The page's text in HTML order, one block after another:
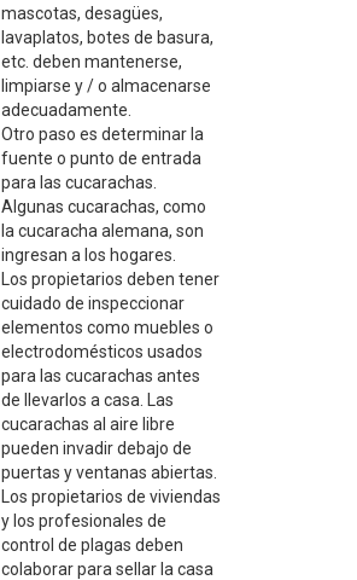
mascotas, desagües,
lavaplatos, botes de basura,
etc. deben mantenerse,
limpiarse y / o almacenarse
adecuadamente.
Otro paso es determinar la
fuente o punto de entrada
para las cucarachas.
Algunas cucarachas, como
la cucaracha alemana, son
ingresan a los hogares.
Los propietarios deben tener
cuidado de inspeccionar
elementos como muebles o
electrodomésticos usados
para las cucarachas antes
de llevarlos a casa. Las
cucarachas al aire libre
pueden invadir debajo de
puertas y ventanas abiertas.
Los propietarios de viviendas
y los profesionales de
control de plagas deben
colaborar para sellar la casa